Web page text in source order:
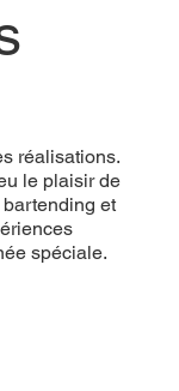
réalisations.
le plaisir de
et
spéciale.